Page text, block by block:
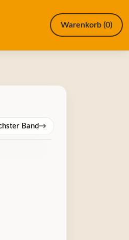
Warenkorb (0)
Band→